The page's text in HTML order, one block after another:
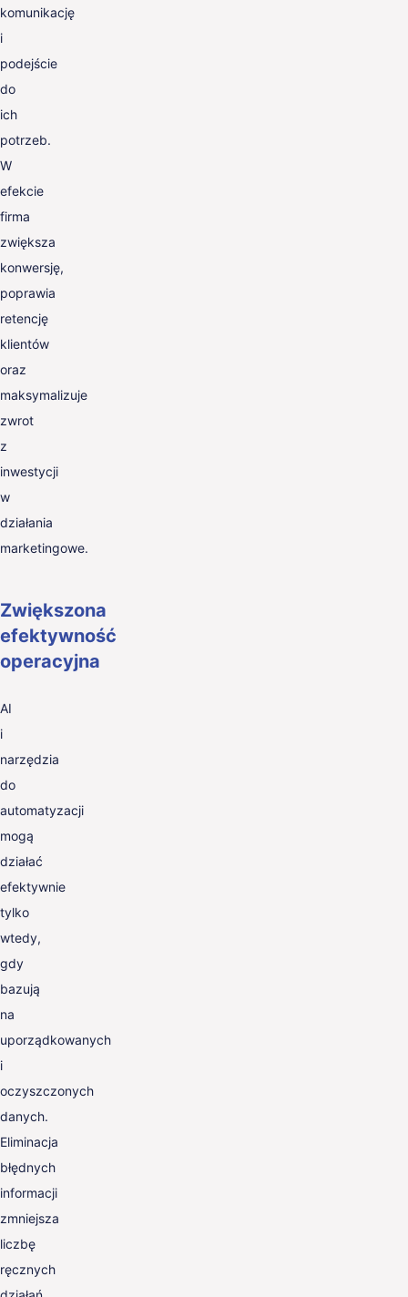
komunikację
i
podejście
do
ich
potrzeb.
W
efekcie
firma
zwiększa
konwersję,
poprawia
retencję
klientów
oraz
maksymalizuje
zwrot
z
inwestycji
w
działania
marketingowe.
Zwiększona
efektywność
operacyjna
AI
i
narzędzia
do
automatyzacji
mogą
działać
efektywnie
tylko
wtedy,
gdy
bazują
na
uporządkowanych
i
oczyszczonych
danych.
Eliminacja
błędnych
informacji
zmniejsza
liczbę
ręcznych